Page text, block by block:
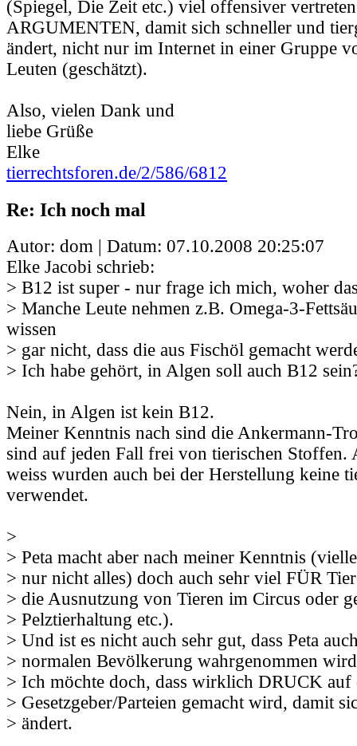
(Spiegel, Die Zeit etc.) viel offensiver
ARGUMENTEN, damit sich schneller und
ändert, nicht nur im Internet in einer Gruppe
Leuten (geschätzt).
Also, vielen Dank und
liebe Grüße
Elke
tierrechtsforen.de/2/586/6812
Re: Ich noch mal
Autor: dom | Datum: 07.10.2008 20:25:07
Elke Jacobi schrieb:
> B12 ist super - nur frage ich mich, woher
> Manche Leute nehmen z.B. Omega-3-
wissen
> gar nicht, dass die aus Fischöl gemacht
> Ich habe gehört, in Algen soll auch B12
Nein, in Algen ist kein B12.
Meiner Kenntnis nach sind die Ankermann-
sind auf jeden Fall frei von tierischen Stoffen.
weiss wurden auch bei der Herstellung keine
verwendet.
>
> Peta macht aber nach meiner Kenntnis
> nur nicht alles) doch auch sehr viel FÜR
> die Ausnutzung von Tieren im Circus oder
> Pelztierhaltung etc.).
> Und ist es nicht auch sehr gut, dass Peta
> normalen Bevölkerung wahrgenommen
> Ich möchte doch, dass wirklich DRUCK auf
> Gesetzgeber/Parteien gemacht wird, damit
> ändert.